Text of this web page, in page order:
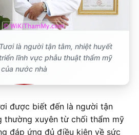
là người tận tâm, nhiệt huyết
lĩnh vực phẫu thuật thẩm mỹ
của nước nhà
được biết đến là người tận
thường xuyên từ chối thẩm mỹ
đáp ứng đủ điều kiện về sức